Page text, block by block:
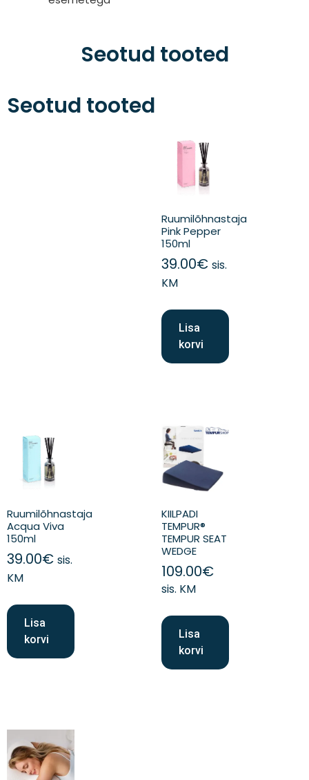
Seotud tooted
Seotud tooted
Ruumilõhnastaja
Pink Pepper
150ml
39.00€ sis.
KM
Lisa
korvi
Ruumilõhnastaja
Acqua Viva
150ml
39.00€ sis.
KM
Lisa
korvi
KIILPADI
TEMPUR®
TEMPUR SEAT
WEDGE
109.00€
sis. KM
Lisa
korvi